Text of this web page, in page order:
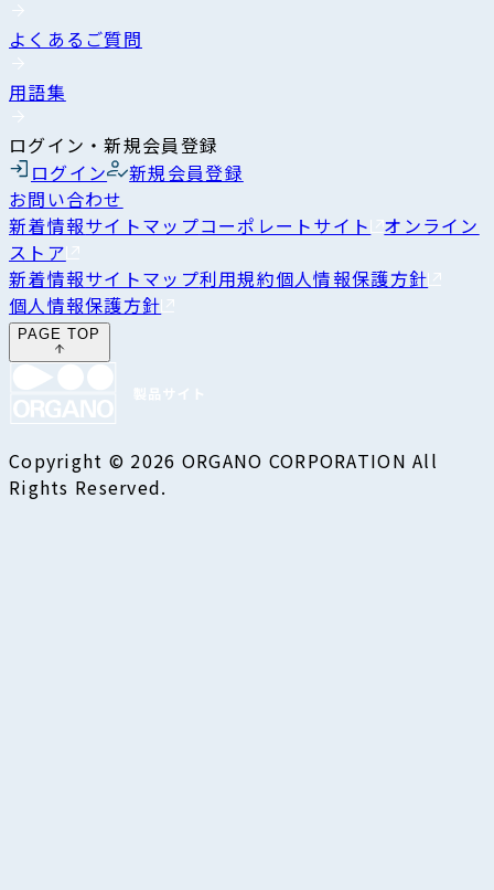
よくあるご質問
用語集
ログイン・新規会員登録
ログイン
新規会員登録
お問い合わせ
新着情報サイトマップコーポレートサイト オンライン
ストア
新着情報サイトマップ利用規約個人情報保護方針
個人情報保護方針
PAGE TOP
Copyright © 2026 ORGANO CORPORATION All
Rights Reserved.